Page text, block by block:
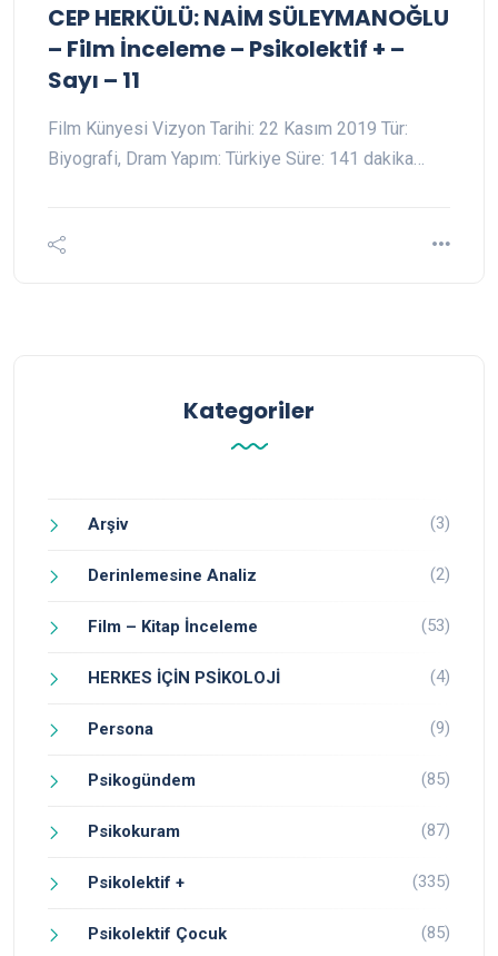
CEP HERKÜLÜ: NAİM SÜLEYMANOĞLU
– Film İnceleme – Psikolektif + –
Sayı – 11
Film Künyesi Vizyon Tarihi: 22 Kasım 2019 Tür:
Biyografi, Dram Yapım: Türkiye Süre: 141 dakika…
Kategoriler
Arşiv (3)
Derinlemesine Analiz (2)
Film – Kitap İnceleme (53)
HERKES İÇİN PSİKOLOJİ (4)
Persona (9)
Psikogündem (85)
Psikokuram (87)
Psikolektif + (335)
Psikolektif Çocuk (85)